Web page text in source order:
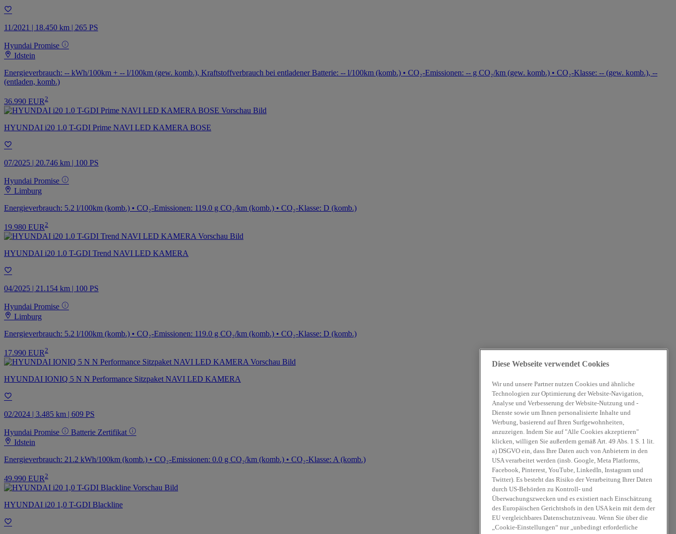
11/2021 | 18.450 km | 265 PS
Hyundai Promise
Idstein
Energieverbrauch: -- kWh/100km + -- l/100km (gew. komb.), Kraftstoffverbrauch bei entladener Batterie: -- l/100km (komb.) • CO₂-Emissionen: -- g CO₂/km (gew. komb.) • CO₂-Klasse: -- (gew. komb.), --
(entladen, komb.)
36.990 EUR 2
HYUNDAI i20 1.0 T-GDI Prime NAVI LED KAMERA BOSE
07/2025 | 20.746 km | 100 PS
Hyundai Promise
Limburg
Energieverbrauch: 5.2 l/100km (komb.) • CO₂-Emissionen: 119.0 g CO₂/km (komb.) • CO₂-Klasse: D (komb.)
19.980 EUR 2
HYUNDAI i20 1.0 T-GDI Trend NAVI LED KAMERA
04/2025 | 21.154 km | 100 PS
Hyundai Promise
Limburg
Energieverbrauch: 5.2 l/100km (komb.) • CO₂-Emissionen: 119.0 g CO₂/km (komb.) • CO₂-Klasse: D (komb.)
17.990 EUR 2
HYUNDAI IONIQ 5 N N Performance Sitzpaket NAVI LED KAMERA
02/2024 | 3.485 km | 609 PS
Hyundai Promise
Batterie Zertifikat
Idstein
Energieverbrauch: 21.2 kWh/100km (komb.) • CO₂-Emissionen: 0.0 g CO₂/km (komb.) • CO₂-Klasse: A (komb.)
49.990 EUR2
HYUNDAI i20 1,0 T-GDI Blackline
Diese Webseite verwendet Cookies
Wir und unsere Partner nutzen Cookies und ähnliche
Technologien zur Optimierung der Website-Navigation,
Analyse und Verbesserung der Website-Nutzung und -
Dienste sowie um Ihnen personalisierte Inhalte und
Werbung, basierend auf Ihren Surfgewohnheiten,
anzuzeigen. Indem Sie auf "Alle Cookies akzeptieren"
klicken, willigen Sie außerdem gemäß Art. 49 Abs. 1 S. 1 lit.
a) DSGVO ein, dass Ihre Daten auch von Anbietern in den
USA verarbeitet werden (insb. Google, Meta Platforms,
Facebook, Pinterest, YouTube, LinkedIn, Instagram und
Twitter). Es besteht das Risiko der Verarbeitung Ihrer Daten
durch US-Behörden zu Kontroll- und
Überwachungszwecken und es existiert nach Einschätzung
des Europäischen Gerichtshofs in den USA kein mit dem der
EU vergleichbares Datenschutzniveau. Wenn Sie über die
„Cookie-Einstellungen“ nur „unbedingt erforderliche